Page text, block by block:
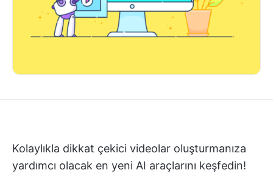
Kolaylıkla dikkat çekici videolar oluşturmanıza
yardımcı olacak en yeni AI araçlarını keşfedin!